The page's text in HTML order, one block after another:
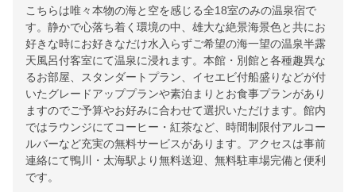
こちらは唯々本物の海と空を感じる全18室のみの温泉宿で
す。静かで心落ち着く環境の中、雄大な絶景海景色と共にお
好きな時にお好きなだけ水入らずご希望の海一望の温泉半露
天風呂付客室にて温泉に浸れます。本館・別館と各種趣異な
るお部屋、スタンダートプラン、イセエビ付船盛りなどが付
いたグレードアッププランや素泊まりとお食事プランがあり
ますのでご予算やお好みに合わせて選択いただけます。館内
ではラウンジにてコーヒー・紅茶など、時間制限付アルコー
ルバーなど充実の無料サービスがあります。アクセスは事前
連絡にて鴨川・太海駅より無料送迎、無料駐車場完備と便利
です。